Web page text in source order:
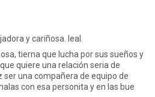
y cariñosa. leal.
tierna que lucha por sus sueños y
quiere una relación seria de
ser una compañera de equipo de
con esa personita y en las bue